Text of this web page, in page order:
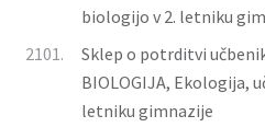
biologijo v 2. letniku
2101.
Sklep o potrditvi
BIOLOGIJA, Ekologija,
letniku gimnazije